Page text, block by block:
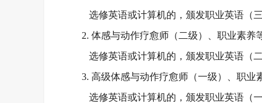
选修英语或计算机的，颁发职业英语（
2. 体感与动作疗愈师（二级）、职业素养
选修英语或计算机的，颁发职业英语（
3. 高级体感与动作疗愈师（一级）、职业
选修英语或计算机的，颁发职业英语（